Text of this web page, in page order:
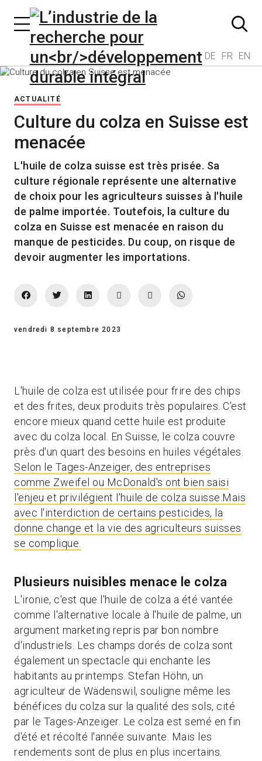
DE FR EN
ACTUALITÉ
Culture du colza en Suisse est
menacée
L'huile de colza suisse est très prisée. Sa
culture régionale représente une alternative
de choix pour les agriculteurs suisses à l'huile
de palme importée. Toutefois, la culture du
colza en Suisse est menacée en raison du
manque de pesticides. Du coup, on risque de
devoir augmenter les importations.
vendredi 8 septembre 2023
L'huile de colza est utilisée pour frire des chips
et des frites, deux produits très populaires. C'est
encore mieux quand cette huile est produite
avec du colza local. En Suisse, le colza couvre
près d'un quart des besoins en huiles végétales.
Selon le Tages-Anzeiger, des entreprises
comme Zweifel ou McDonald's ont bien saisi
l'enjeu et privilégient l'huile de colza suisse.Mais
avec l'interdiction de certains pesticides, la
donne change et la vie des agriculteurs suisses
se complique.
Plusieurs nuisibles menace le colza
L'ironie, c'est que l'huile de colza a été vantée
comme l'alternative locale à l'huile de palme, un
argument marketing repris par bon nombre
d'industriels. Les champs dorés de colza sont
également un spectacle qui enchante les
habitants au printemps. Stefan Höhn, un
agriculteur de Wädenswil, souligne même les
bénéfices du colza sur la qualité des sols, cité
par le Tages-Anzeiger. Le colza est semé en fin
d'été et récolté l'année suivante. Mais les
rendements sont de plus en plus incertains.